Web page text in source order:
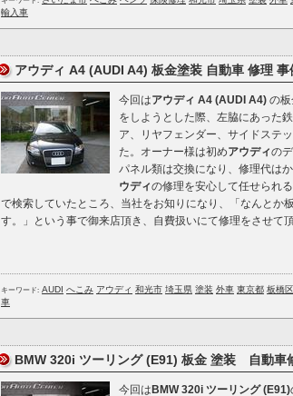
輸入車
アウディ A4 (AUDI A4) 板金塗装 自動車 修理 事
今回はアウディ A4 (AUDI A4) の
をしようとした際、左脇にあった
ア、リヤフェンダー、サイドステ
た。オーナー様は初めアウディの
パネル類は交換になり、修理代は
ウディの修理を安心して任せられ
で検索していたところ、当社をお知りになり、「なんとか
す。」という事で御来店頂き、自費扱いにて修理をさせて
キーワード: AUDI へこみ アウディ 和光市 埼玉県 塗装 外車 東京都 板橋区
車
BMW 320i ツーリング (E91) 板金 塗装 自動車
今回は BMW 320i ツーリング (E91)